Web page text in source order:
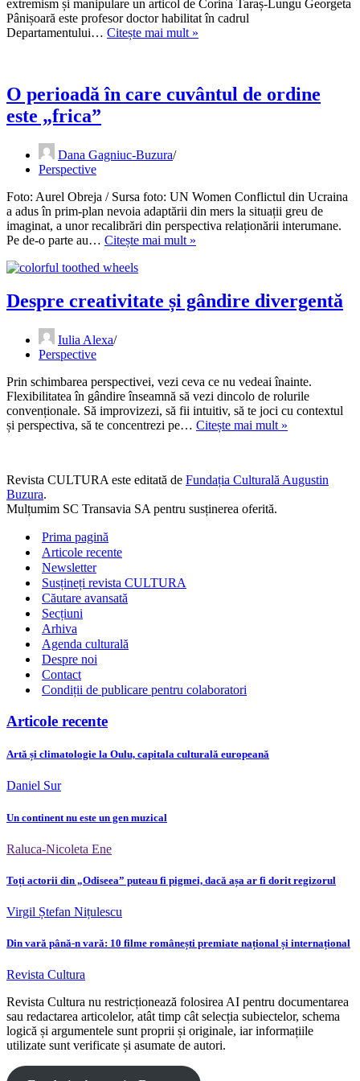
extremism și manipulare un articol de Corina Taraș-Lungu Georgeta
Pânișoară este profesor doctor habilitat în cadrul
Departamentului… Citește mai mult »
măsură,
ușor
O perioadă în care cuvântul de ordine
este „frica”
Dana Gagniuc-Buzura
Perspective
Foto: Aurel Obreja / Sursa foto: UN Women Conflictul din Ucraina
a adus în prim-plan nevoia adaptării din mers la situații greu de
imaginat, a unor recalibrări din perspectiva relaționării interumane.
Pe de-o parte au… Citește mai mult »
cuvântul
de
Despre creativitate și gândire divergentă
Iulia Alexa
Perspective
Prin schimbarea perspectivei, vezi ceva ce nu vedeai înainte.
Flexibilitatea în gândire înseamnă să vezi dincolo de rolurile
convenționale. Să improvizezi, să fii intuitiv, să te joci cu contextul
și perspectiva, să te concentrezi pe… Citește mai mult »
divergentă
Revista CULTURA este editată de Fundația Culturală Augustin
Buzura.
Mulțumim SC Transavia SA pentru susținerea oferită.
Prima pagină
Articole recente
Newsletter
Susțineți revista CULTURA
Căutare avansată
Secțiuni
Arhiva
Agenda culturală
Despre noi
Contact
Condiții de publicare pentru colaboratori
Articole recente
Artă și climatologie la Oulu, capitala culturală europeană
Daniel Sur
Un continent nu este un gen muzical
Raluca-Nicoleta Ene
Toți actorii din „Odiseea” puteau fi pigmei, dacă așa ar fi dorit regizorul
Virgil Ștefan Nițulescu
Din vară până-n vară: 10 filme românești premiate național și internațional
Revista Cultura
Revista Cultura nu restricționează folosirea AI pentru documentarea
sau redactarea articolelor, atât timp cât selecția subiectelor, schema
logică și argumentele sunt proprii și originale, iar informațiile
utilizate sunt verificate și asumate de autori.